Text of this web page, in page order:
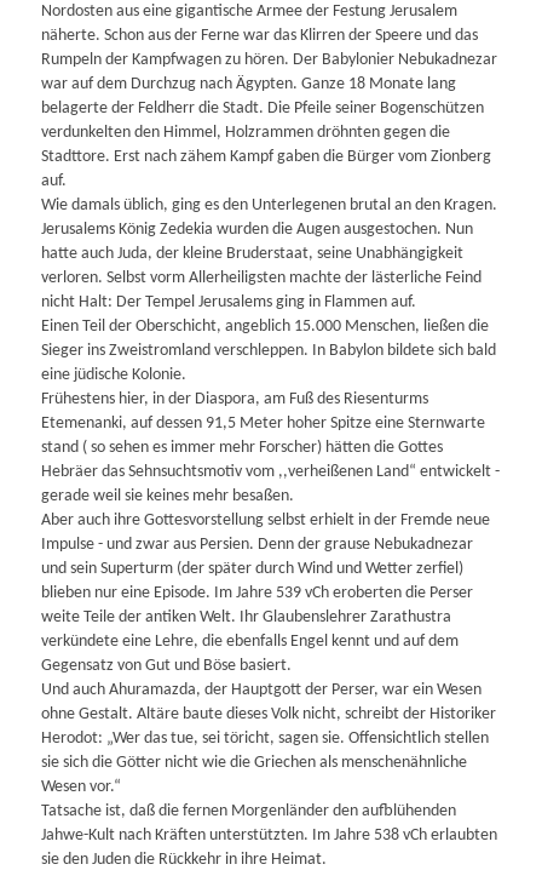
Nordosten aus eine gigantische Armee der Festung Jerusalem
näherte. Schon aus der Ferne war das Klirren der Speere und das
Rumpeln der Kampfwagen zu hören. Der Babylonier Nebukadnezar
war auf dem Durchzug nach Ägypten. Ganze 18 Monate lang
belagerte der Feldherr die Stadt. Die Pfeile seiner Bogenschützen
verdunkelten den Himmel, Holzrammen dröhnten gegen die
Stadttore. Erst nach zähem Kampf gaben die Bürger vom Zionberg
auf.
Wie damals üblich, ging es den Unterlegenen brutal an den Kragen.
Jerusalems König Zedekia wurden die Augen ausgestochen. Nun
hatte auch Juda, der kleine Bruderstaat, seine Unabhängigkeit
verloren. Selbst vorm Allerheiligsten machte der lästerliche Feind
nicht Halt: Der Tempel Jerusalems ging in Flammen auf.
Einen Teil der Oberschicht, angeblich 15.000 Menschen, ließen die
Sieger ins Zweistromland verschleppen. In Babylon bildete sich bald
eine jüdische Kolonie.
Frühestens hier, in der Diaspora, am Fuß des Riesenturms
Etemenanki, auf dessen 91,5 Meter hoher Spitze eine Sternwarte
stand ( so sehen es immer mehr Forscher) hätten die Gottes
Hebräer das Sehnsuchtsmotiv vom ,,verheißenen Land“ entwickelt -
gerade weil sie keines mehr besaßen.
Aber auch ihre Gottesvorstellung selbst erhielt in der Fremde neue
Impulse - und zwar aus Persien. Denn der grause Nebukadnezar
und sein Superturm (der später durch Wind und Wetter zerfiel)
blieben nur eine Episode. Im Jahre 539 vCh eroberten die Perser
weite Teile der antiken Welt. Ihr Glaubenslehrer Zarathustra
verkündete eine Lehre, die ebenfalls Engel kennt und auf dem
Gegensatz von Gut und Böse basiert.
Und auch Ahuramazda, der Hauptgott der Perser, war ein Wesen
ohne Gestalt. Altäre baute dieses Volk nicht, schreibt der Historiker
Herodot: „Wer das tue, sei töricht, sagen sie. Offensichtlich stellen
sie sich die Götter nicht wie die Griechen als menschenähnliche
Wesen vor.“
Tatsache ist, daß die fernen Morgenländer den aufblühenden
Jahwe-Kult nach Kräften unterstützten. Im Jahre 538 vCh erlaubten
sie den Juden die Rückkehr in ihre Heimat.